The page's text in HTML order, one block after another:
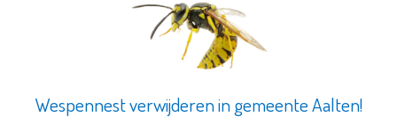
Wespennest verwijderen in gemeente Aalten!